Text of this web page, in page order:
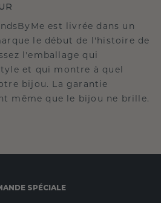
est livrée dans un
le début de l'histoire de
l'emballage qui
et qui montre à quel
bijou. La garantie
même que le bijou ne brille.
SPÉCIALE